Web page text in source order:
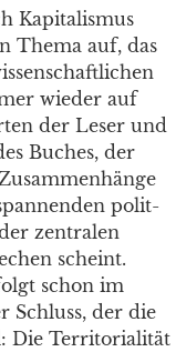
Kapitalismus
Thema auf, das
wieder auf
der Leser und
Buches, der
polit-
zentralen
scheint.
schon im
Schluss, der die
Die Territorialität